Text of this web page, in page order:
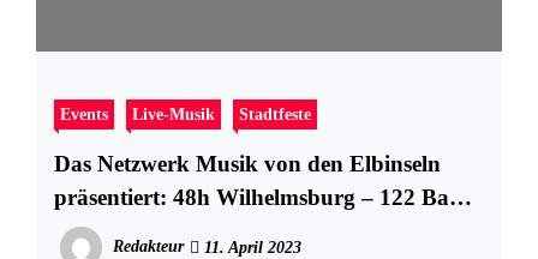
Events Live-Musik Stadtfeste
Das Netzwerk Musik von den Elbinseln
präsentiert: 48h Wilhelmsburg – 122 Bands
an 52 Orten
Redakteur 11. April 2023